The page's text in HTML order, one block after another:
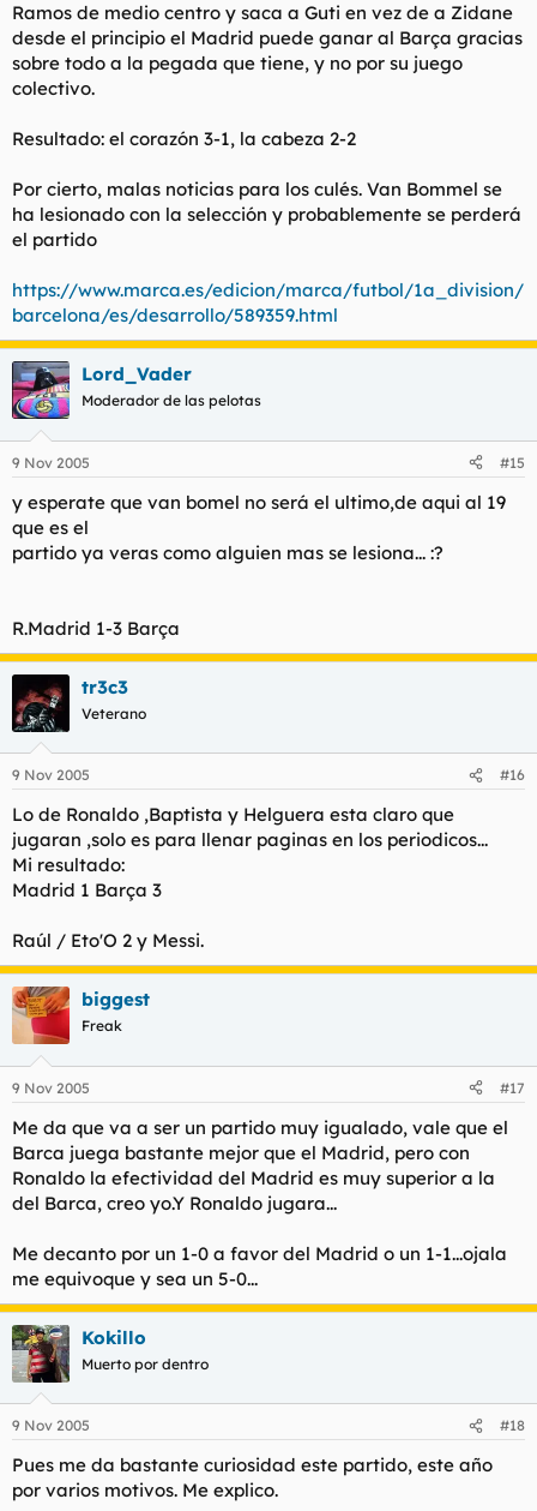
Ramos de medio centro y saca a Guti en vez de a Zidane
desde el principio el Madrid puede ganar al Barça gracias
sobre todo a la pegada que tiene, y no por su juego
colectivo.
Resultado: el corazón 3-1, la cabeza 2-2
Por cierto, malas noticias para los culés. Van Bommel se
ha lesionado con la selección y probablemente se perderá
el partido
https://www.marca.es/edicion/marca/futbol/1a_division/
barcelona/es/desarrollo/589359.html
Lord_Vader
Moderador de las pelotas
9 Nov 2005 #15
y esperate que van bomel no será el ultimo,de aqui al 19
que es el
partido ya veras como alguien mas se lesiona... :?
R.Madrid 1-3 Barça
tr3c3
Veterano
9 Nov 2005 #16
Lo de Ronaldo ,Baptista y Helguera esta claro que
jugaran ,solo es para llenar paginas en los periodicos...
Mi resultado:
Madrid 1 Barça 3
Raúl / Eto'O 2 y Messi.
biggest
Freak
9 Nov 2005 #17
Me da que va a ser un partido muy igualado, vale que el
Barca juega bastante mejor que el Madrid, pero con
Ronaldo la efectividad del Madrid es muy superior a la
del Barca, creo yo.Y Ronaldo jugara...
Me decanto por un 1-0 a favor del Madrid o un 1-1...ojala
me equivoque y sea un 5-0...
Kokillo
Muerto por dentro
9 Nov 2005 #18
Pues me da bastante curiosidad este partido, este año
por varios motivos. Me explico.